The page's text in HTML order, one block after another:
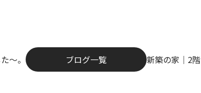
～。 ブログ一覧 新築の家｜2